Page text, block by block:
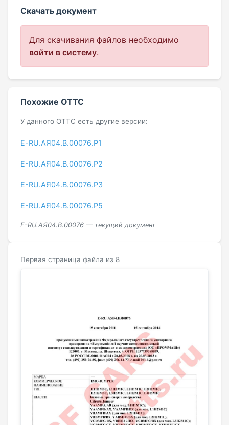
Скачать документ
Для скачивания файлов необходимо
войти в систему.
Похожие ОТТС
У данного ОТТС есть другие версии:
Е-RU.АЯ04.В.00076.Р1
Е-RU.АЯ04.В.00076.Р2
Е-RU.АЯ04.В.00076.Р3
Е-RU.АЯ04.В.00076.Р5
Е-RU.АЯ04.В.00076 — текущий документ
Первая страница файла из 8